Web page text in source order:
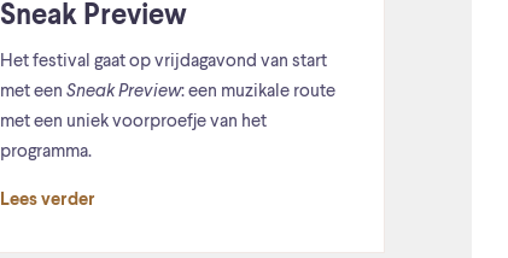
Sneak Preview
Het festival gaat op vrijdagavond van start
met een Sneak Preview: een muzikale route
met een uniek voorproefje van het
programma.
Lees verder